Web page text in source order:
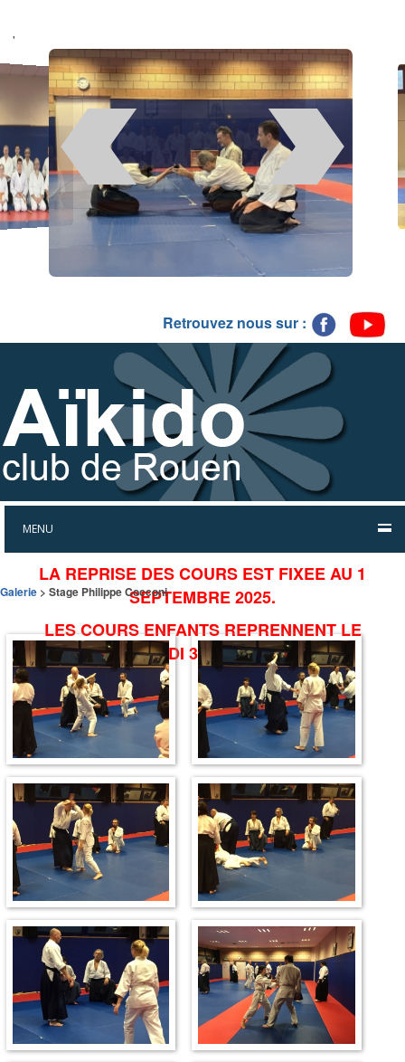
'
Retrouvez nous sur :
MENU
LA REPRISE DES COURS EST FIXEE AU 1
SEPTEMBRE 2025.
LES COURS ENFANTS REPRENNENT LE
MERCREDI 3 SEPTEMBRE.
Galerie > Stage Philippe Cocconi